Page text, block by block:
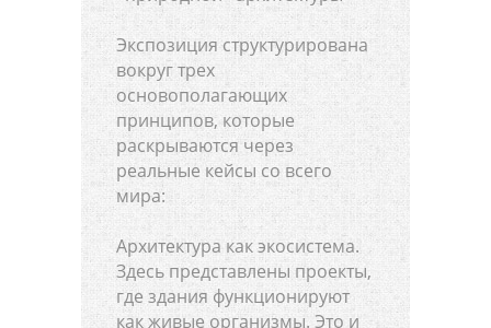
Экспозиция структурирована
вокруг трех
основополагающих
принципов, которые
раскрываются через
реальные кейсы со всего
мира:
Архитектура как экосистема.
Здесь представлены проекты,
где здания функционируют
как живые организмы. Это и